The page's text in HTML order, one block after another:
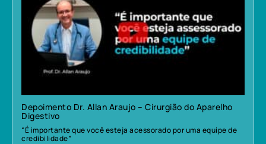
Depoimento Dr. Allan Araujo – Cirurgião do Aparelho
Digestivo
“É importante que você esteja acessorado por uma equipe de
credibilidade”